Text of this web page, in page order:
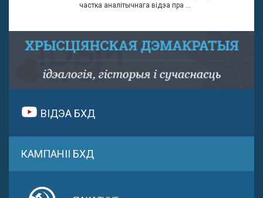
частка аналітычнага відэа пра ...
ВІДЭА БХД
КАМПАНІІ БХД